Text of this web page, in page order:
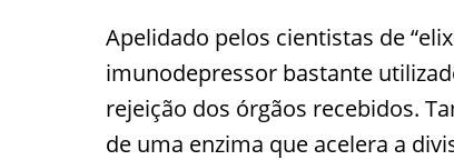
Apelidado pelos cientistas de
imunodepressor bastante
rejeição dos órgãos recebidos.
de uma enzima que acelera a